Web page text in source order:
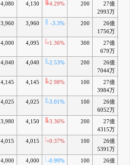
4,080 4,130 +4.29% 200
27億
2993万
3,960 3,960 -3.3% 200
26億
1756万
4,000 4,095 +1.36% 300
27億
679万
4,040 4,040 -2.53% 200
26億
7044万
4,145 4,145 +2.98% 100
27億
3984万
4,025 4,025 -3.01% 100
26億
6052万
3,980 4,150 +3.36% 200
27億
4315万
4,015 4,015 +0.37% 100
26億
5391万
4,000 4,000 -0.99% 100
26億